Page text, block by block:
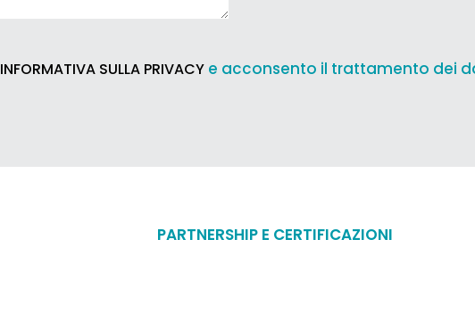
INFORMATIVA SULLA PRIVACY e acconsento il trattamento dei
PARTNERSHIP E CERTIFICAZIONI